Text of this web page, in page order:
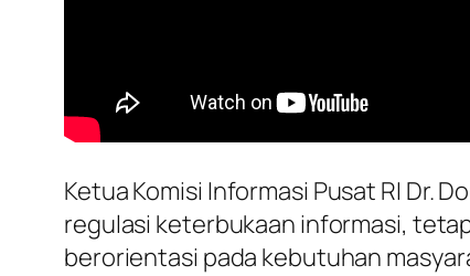
Ketua Komisi Informasi Pusat RI Dr.
regulasi keterbukaan informasi,
berorientasi pada kebutuhan